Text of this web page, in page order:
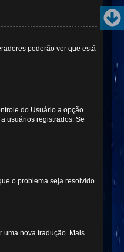
poderão ver que está
do Usuário a opção
usuários registrados. Se
o problema seja resolvido.
uma nova tradução. Mais